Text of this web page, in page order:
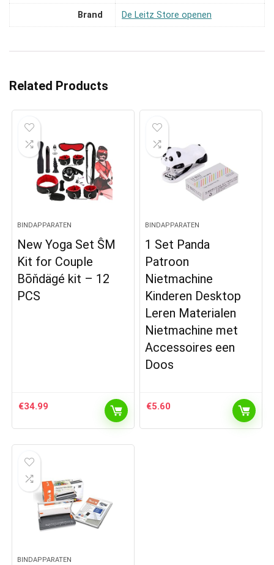
Brand De Leitz Store openen
Related Products
BINDAPPARATEN
New Yoga Set ŜM
Kit for Couple
Bōňdägé kit – 12
PCS
€34.99
BINDAPPARATEN
1 Set Panda
Patroon
Nietmachine
Kinderen Desktop
Leren Materialen
Nietmachine met
Accessoires een
Doos
€5.60
BINDAPPARATEN